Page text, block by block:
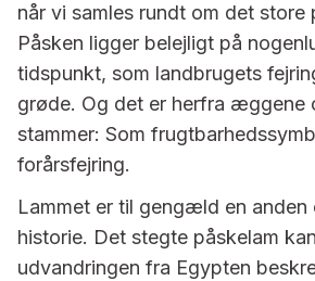
når vi samles rundt om det store
Påsken ligger belejligt på
tidspunkt, som landbrugets
grøde. Og det er herfra æggene
stammer: Som
forårsfejring.
Lammet er til gengæld en
historie. Det stegte påskelam
udvandringen fra Egypten